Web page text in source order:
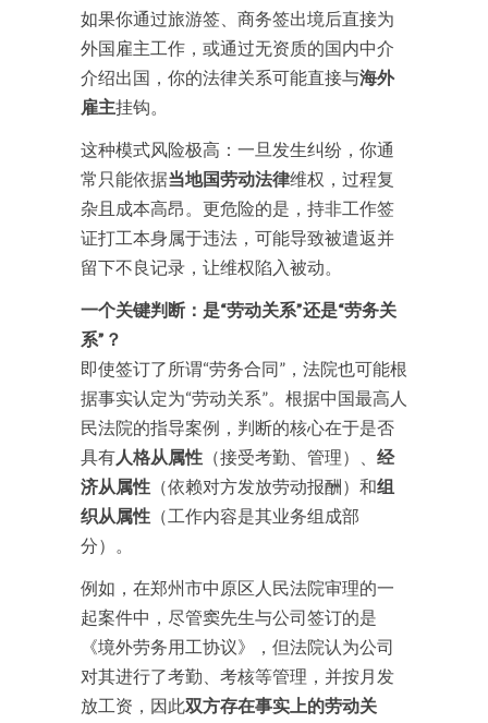
如果你通过旅游签、商务签出境后直接为
外国雇主工作，或通过无资质的国内中介
介绍出国，你的法律关系可能直接与海外
雇主挂钩。
这种模式风险极高：一旦发生纠纷，你通
常只能依据当地国劳动法律维权，过程复
杂且成本高昂。更危险的是，持非工作签
证打工本身属于违法，可能导致被遣返并
留下不良记录，让维权陷入被动。
一个关键判断：是“劳动关系”还是“劳务关
系”？
即使签订了所谓“劳务合同”，法院也可能根
据事实认定为“劳动关系”。根据中国最高人
民法院的指导案例，判断的核心在于是否
具有人格从属性 （接受考勤、管理）、 经
济从属性 （依赖对方发放劳动报酬）和组
织从属性 （工作内容是其业务组成部
分）。
例如，在郑州市中原区人民法院审理的一
起案件中，尽管窦先生与公司签订的是
《境外劳务用工协议》，但法院认为公司
对其进行了考勤、考核等管理，并按月发
放工资，因此双方存在事实上的劳动关